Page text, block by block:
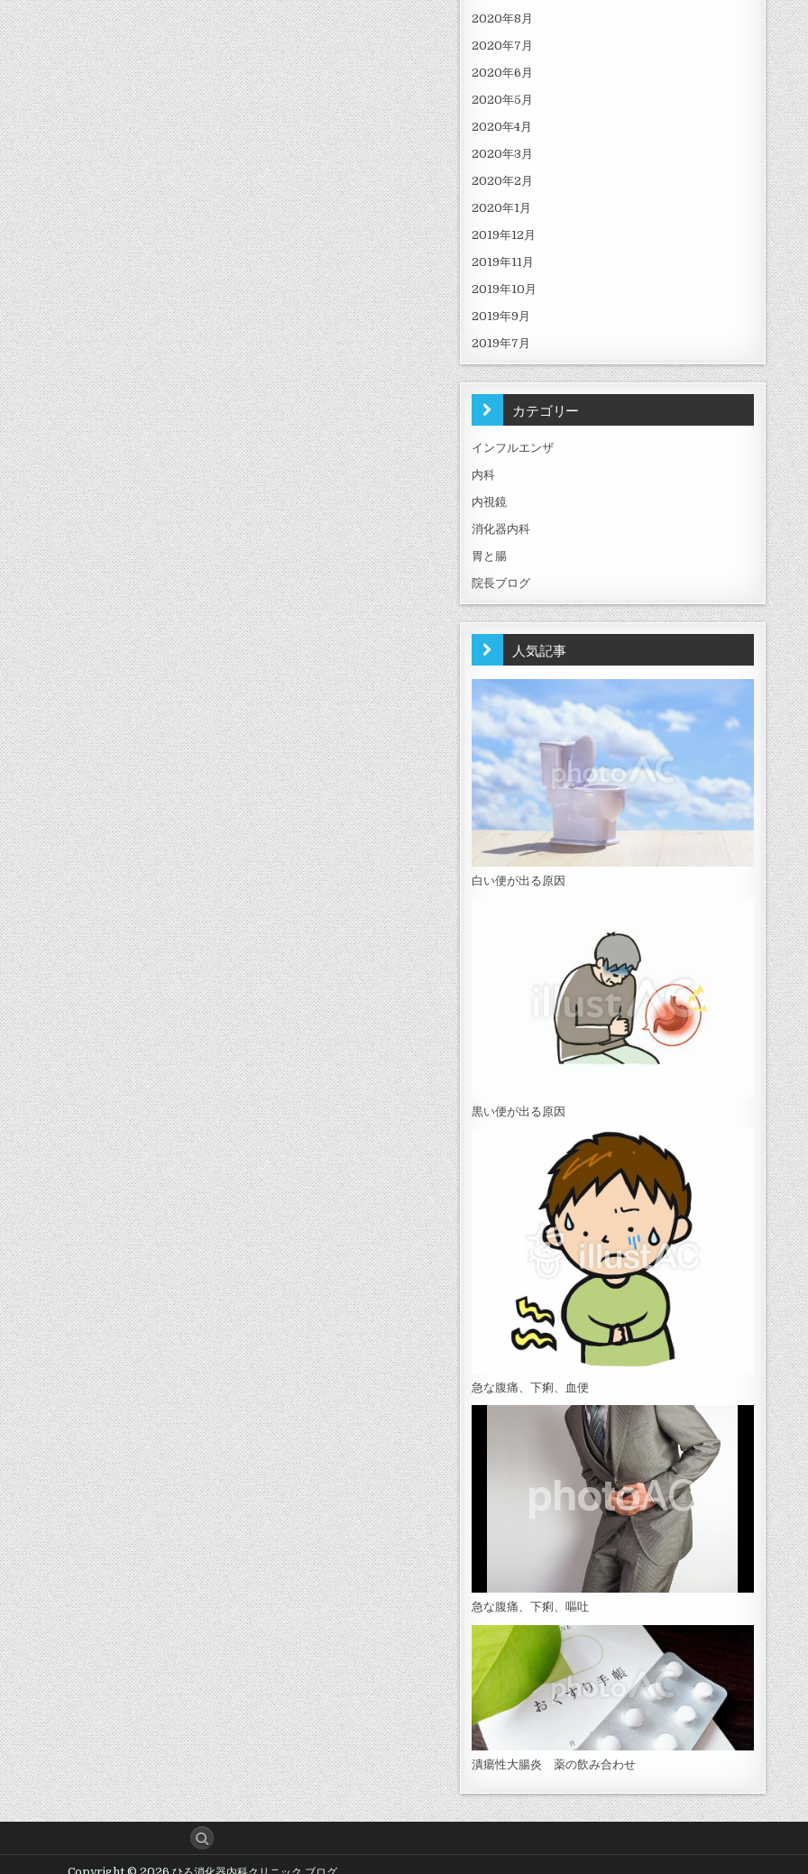
2020年8月
2020年7月
2020年6月
2020年5月
2020年4月
2020年3月
2020年2月
2020年1月
2019年12月
2019年11月
2019年10月
2019年9月
2019年7月
カテゴリー
インフルエンザ
内科
内視鏡
消化器内科
胃と腸
院長ブログ
人気記事
白い便が出る原因
黒い便が出る原因
急な腹痛、下痢、血便
急な腹痛、下痢、嘔吐
潰瘍性大腸炎 薬の飲み合わせ